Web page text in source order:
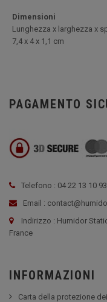
Dimensioni
Lunghezza x larghezza x
7,4 x 4 x 1,1 cm
PAGAMENTO
Telefono : 04 22 13 10 93
Email :
Indirizzo : Humidor
France
INFORMAZIONI
Carta della protezione